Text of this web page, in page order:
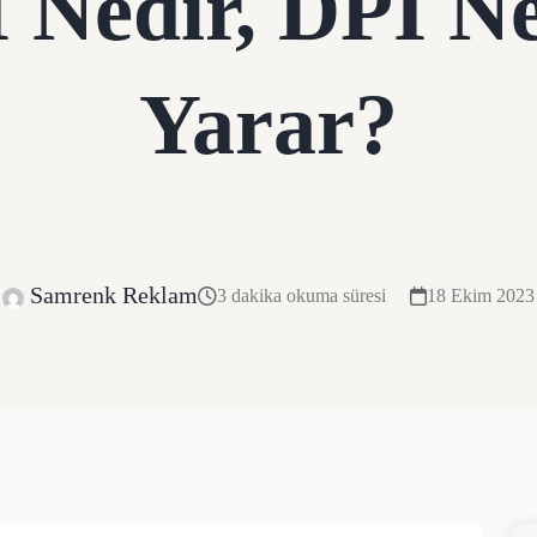
Yarar?
Samrenk Reklam 3 dakika okuma süresi 18 Ekim 2023